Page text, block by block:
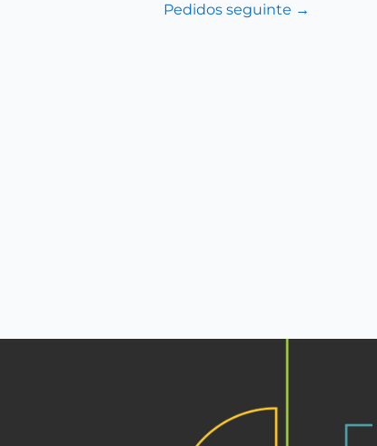
Pedidos seguinte →